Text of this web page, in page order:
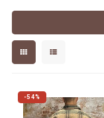
Winterjassen
Jeans
T-shirts
Sweaters
Jeans
Joggers
Heren
Dames
-54%